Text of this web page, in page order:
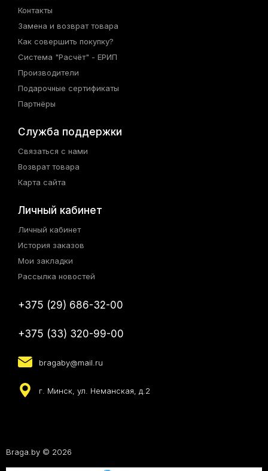
Контакты
Замена и возврат товара
Как совершить покупку?
Система "Расчёт" - ЕРИП
Производители
Подарочные сертификаты
Партнёры
Служба поддержки
Связаться с нами
Возврат товара
Карта сайта
Личный кабинет
Личный кабинет
История заказов
Мои закладки
Рассылка новостей
+375 (29) 686-32-00
+375 (33) 320-99-00
bragaby@mail.ru
г. Минск, ул. Неманская, д.2
Braga.by © 2026